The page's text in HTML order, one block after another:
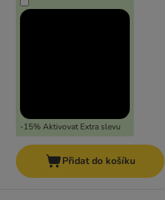
-15% Aktivovat Extra slevu
Přidat do košíku